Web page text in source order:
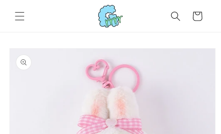
ンツに
進む
ー
報にス
キップ